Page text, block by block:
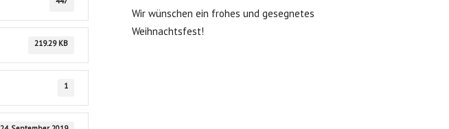
219.29 KB
1
Wir wünschen ein frohes und gesegnetes
Weihnachtsfest!